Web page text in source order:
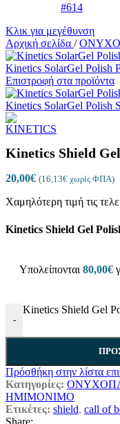
Κλικ για μεγέθυνση
Αρχική σελίδα /
Kinetics SolarGel Polish
Επιστροφή στα προϊόντα
Kinetics SolarGel Polish
Kinetics Shield
20,00€ (16,13€ χωρίς ΦΠΑ)
Χαμηλότερη τιμή τις
Kinetics Shield Gel
Υπολείπονται 80,00€
-
Kinetics Shield Gel
Πρόσθήκη στην λίστα
Κατηγορίες:
ΗΜΙΜΟΝΙΜΟ
Ετικέτες: shield, call of
Share: